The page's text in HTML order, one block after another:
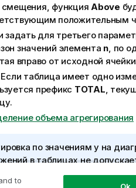
смещения, функция Above
положительным
задать для третьего
значений элемента n, по
вправо от исходной
таблица имеет одно
префикс TOTAL,
объема агрегирования
по значениям y на
в таблицах не
эта функция
to